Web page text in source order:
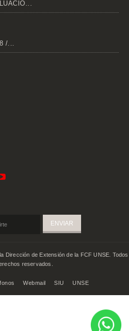
/...
Dirección de Extensión de la FCF UNSE. Todos
reservados.
Webmail SIU UNSE